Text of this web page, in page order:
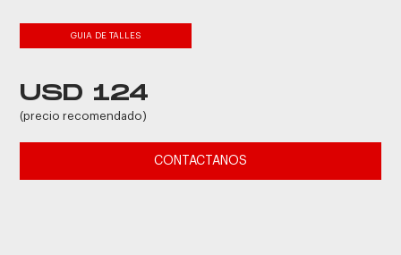
GUIA DE TALLES
USD 124
(precio recomendado)
CONTACTANOS